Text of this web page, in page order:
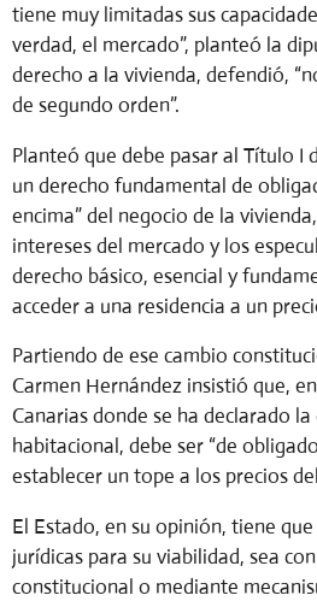
tiene muy limitadas sus
verdad, el mercado”, planteó la
derecho a la vivienda, defendió,
de segundo orden”.
Planteó que debe pasar al Título I
un derecho fundamental de
encima” del negocio de la
intereses del mercado y los
derecho básico, esencial y
acceder a una residencia a un
Partiendo de ese cambio
Carmen Hernández insistió que,
Canarias donde se ha declarado
habitacional, debe ser “de
establecer un tope a los precios
El Estado, en su opinión, tiene
jurídicas para su viabilidad, sea
constitucional o mediante